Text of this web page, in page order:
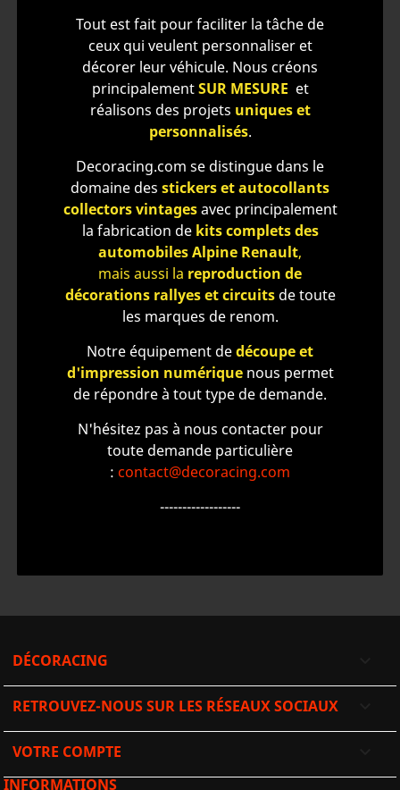
Tout est fait pour faciliter la tâche de
ceux qui veulentpersonnaliser et
décorer leur véhicule. Nous créons
principalementSUR MESURE et
réalisons des projets uniques et
personnalisés.
Decoracing.com se distingue dans le
domaine des stickers et autocollants
collectors vintages avec principalement
la fabrication dekits complets des
automobiles Alpine Renault,
mais aussi la reproduction de
décorations rallyes et circuitsde toute
les marques de renom.
Notre équipement dedécoupe et
d'impression numériquenous permet
de répondre à tout type de demande.
N'hésitez pas à nous contacter pour
toute demande particulière
: contact@decoracing.com
------------------
DÉCORACING
RETROUVEZ-NOUS SUR LES RÉSEAUX SOCIAUX
VOTRE COMPTE
INFORMATIONS